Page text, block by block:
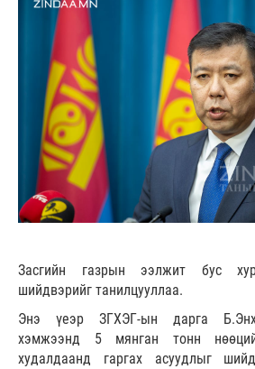
Засгийн газрын ээлжит бус
шийдвэрийг танилцууллаа.
Энэ үеэр ЗГХЭГ-ын дарга
хэмжээнд 5 мянган тонн
худалдаанд гаргах асуудлыг